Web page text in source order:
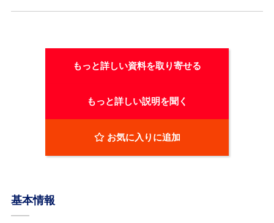
もっと詳しい資料を取り寄せる
もっと詳しい説明を聞く
お気に入りに追加
基本情報